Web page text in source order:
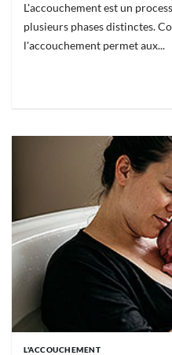
L'accouchement est un
plusieurs phases distinctes.
l'accouchement permet aux...
L'ACCOUCHEMENT